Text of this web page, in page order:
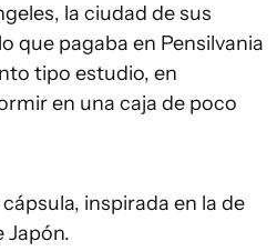
la ciudad de sus
que pagaba en Pensilvania
tipo estudio, en
en una caja de poco
inspirada en la de
Japón.